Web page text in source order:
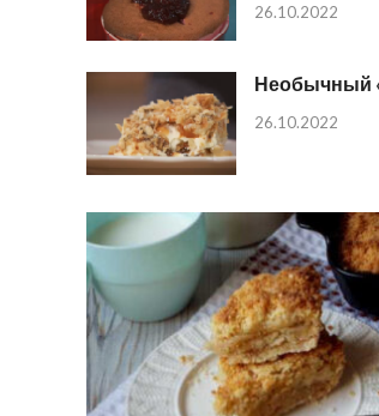
26.10.2022
Необычный
26.10.2022